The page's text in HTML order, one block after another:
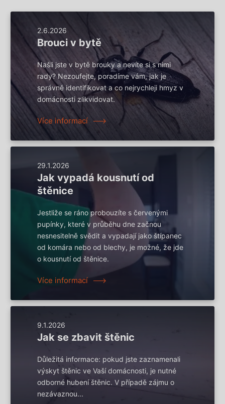
2.6.2026
Brouci v bytě
Našli jste v bytě brouky a nevíte si s nimi
rady? Nezoufejte, poradíme vám, jak je
správně identifikovat a co nejrychleji hmyz v
domácnosti zlikvidovat.
Více informací
29.1.2026
Jak vypadá kousnutí od
štěnice
Jestliže se ráno probouzíte s červenými
pupínky, které v průběhu dne začnou
nesnesitelně svědit a vypadají jako štípanec
od komára nebo od blechy, je možné, že jde
o kousnutí od štěnice.
Více informací
9.1.2026
Jak se zbavit štěnic
Důležitá informace: pokud jste zaznamenali
výskyt štěnic ve Vaší domácnosti, je nutné
odborné hubení štěnic. V případě zájmu o
nezávaznou...